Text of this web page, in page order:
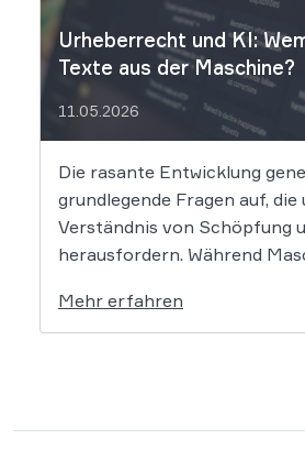
Urheberrecht und KI:
Texte aus der Maschine?
11.05.2026
Die rasante Entwicklung
grundlegende Fragen auf, die
Verständnis von Schöpfung
herausfordern. Während
Rechtswissenschaft um die
wie diese Werke geschützt
Mehr erfahren